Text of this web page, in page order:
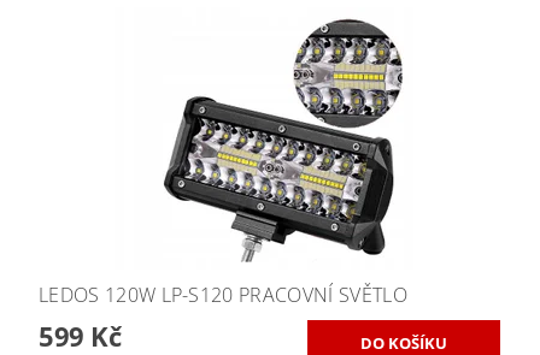
LEDOS 120W LP-S120 PRACOVNÍ SVĚTLO
599 Kč